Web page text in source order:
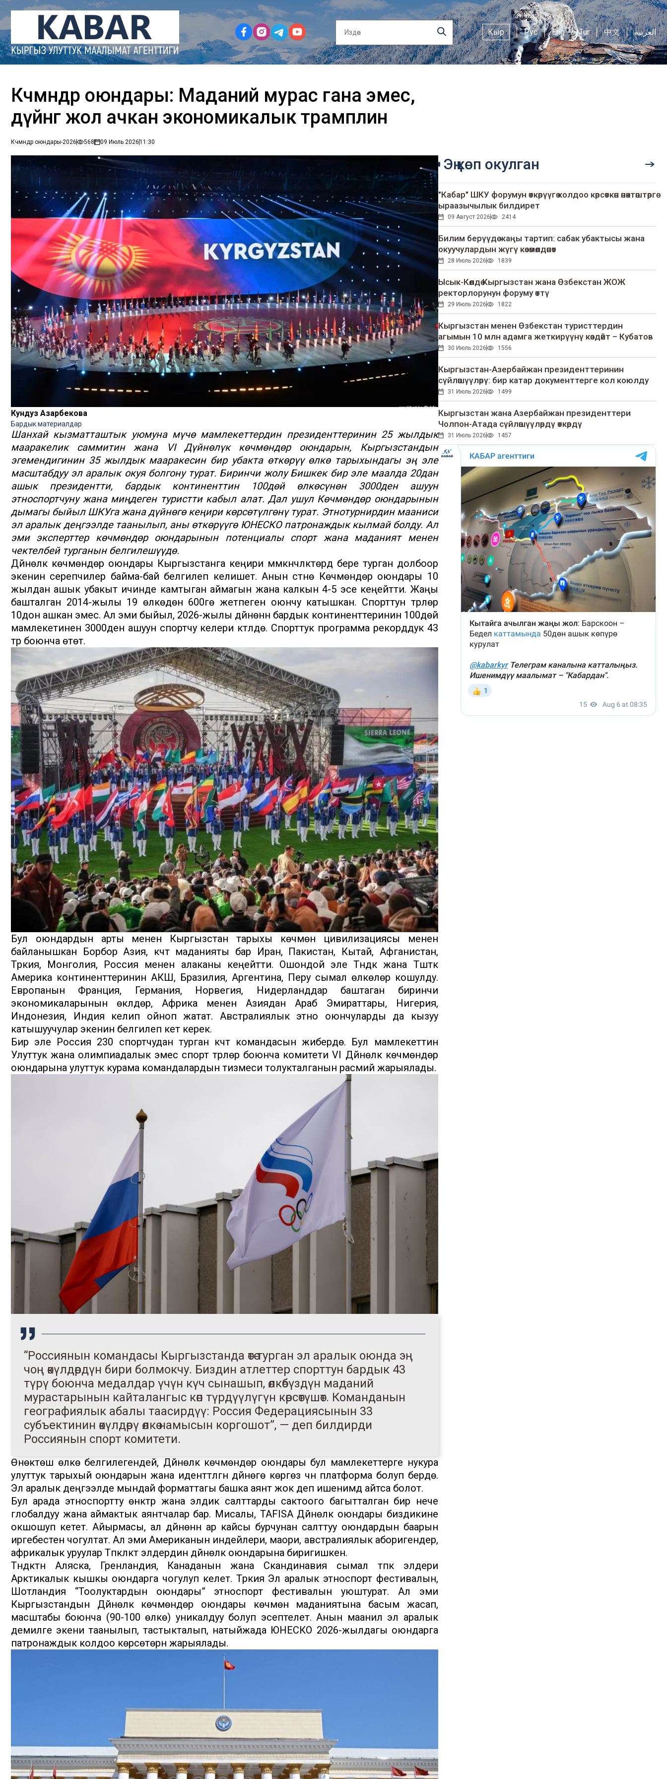
Кыр Рус Eng Tur 中文 العربية
Көчмөндөр оюндары: Маданий мурас гана эмес,
дүйнөгө жол ачкан экономикалык трамплин
Көчмөндөр оюндары-2026 568 09 Июль 202611:30
Кундуз Азарбекова
Бардык материалдар
Шанхай кызматташтык уюмуна мүчө мамлекеттердин президенттеринин 25 жылдык
мааракелик саммитин жана VI Дүйнөлүк көчмөндөр оюндарын, Кыргызстандын
эгемендигинин 35 жылдык мааракесин бир убакта өткөрүү өлкө тарыхындагы эң эле
масштабдуу эл аралык окуя болгону турат. Биринчи жолу Бишкек бир эле маалда 20дан
ашык президентти, бардык континенттин 100дөй өлкөсүнөн 3000ден ашуун
этноспортчуну жана миңдеген туристти кабыл алат. Дал ушул Көчмөндөр оюндарынын
дымагы быйыл ШКУга жана дүйнөгө кеңири көрсөтүлгөнү турат. Этнотурнирдин мааниси
эл аралык деңгээлде таанылып, аны өткөрүүгө ЮНЕСКО патронаждык кылмай болду. Ал
эми эксперттер көчмөндөр оюндарынын потенциалы спорт жана маданият менен
чектелбей турганын белгилешүүдө.
Дүйнөлүк көчмөндөр оюндары Кыргызстанга кеңири мүмкүнчүлүктөрдү бере турган долбоор
экенин серепчилер байма-бай белгилеп келишет. Анын үстүнө Көчмөндөр оюндары 10
жылдан ашык убакыт ичинде камтыган аймагын жана калкын 4-5 эсе кеңейтти. Жаңы
башталган 2014-жылы 19 өлкөдөн 600гө жетпеген оюнчу катышкан. Спорттун түрлөрү
10дон ашкан эмес. Ал эми быйыл, 2026-жылы дүйнөнүн бардык континенттеринин 100дөй
мамлекетинен 3000ден ашуун спортчу келери күтүлүүдө. Спорттук программа рекорддук 43
түр боюнча өтөт.
Бул оюндардын арты менен Кыргызстан тарыхы көчмөн цивилизациясы менен
байланышкан Борбор Азия, күчтүү маданияты бар Иран, Пакистан, Кытай, Афганистан,
Түркия, Монголия, Россия менен алаканы кеңейтти. Ошондой эле Түндүк жана Түштүк
Америка континенттеринин АКШ, Бразилия, Аргентина, Перу сымал өлкөлөрү кошулду.
Европанын Франция, Германия, Норвегия, Нидерланддар баштаган биринчи
экономикаларынын өкүлдөрү, Африка менен Азиядан Араб Эмираттары, Нигерия,
Индонезия, Индия келип ойноп жатат. Австралиялык этно оюнчуларды да кызуу
катышуучулар экенин белгилеп кетүү керек.
Бир эле Россия 230 спортчудан турган күчтүү командасын жиберүүдө. Бул мамлекеттин
Улуттук жана олимпиадалык эмес спорт түрлөрү боюнча комитети VI Дүйнөлүк көчмөндөр
оюндарына улуттук курама командалардын тизмеси толукталганын расмий жарыялады.
“Россиянын командасы Кыргызстанда өтө турган эл аралык оюнда эң
чоң өкүлдөрдүн бири болмокчу. Биздин атлеттер спорттун бардык 43
түрү боюнча медалдар үчүн күч сынашып, өлкөбүздүн маданий
мурастарынын кайталангыс көп түрдүүлүгүн көрсөтүшөт. Команданын
географиялык абалы таасирдүү: Россия Федерациясынын 33
субъектинин өкүлдөрү өлкө намысын коргошот”, — деп билдирди
Россиянын спорт комитети.
Өнөктөш өлкө белгилегендей, Дүйнөлүк көчмөндөр оюндары бул мамлекеттерге нукура
улуттук тарыхый оюндарын жана иденттүүлүгүн дүйнөгө көргөзүү үчүн платформа болуп берүүдө.
Эл аралык деңгээлде мындай форматтагы башка аянт жок деп ишенимдүү айтса болот.
Бул арада этноспортту өнүктүрүү жана элдик салттарды сактоого багытталган бир нече
глобалдуу жана аймактык аянтчалар бар. Мисалы, TAFISA Дүйнөлүк оюндары биздикине
окшошуп кетет. Айырмасы, ал дүйнөнүн ар кайсы бурчунан салттуу оюндардын баарын
иргебестен чогултат. Ал эми Американын индейлери, маори, австралиялык аборигендер,
африкалык уруулар Түпкүлүктүү элдердин дүйнөлүк оюндарына биригишкен.
Түндүктүн Аляска, Гренландия, Канаданын жана Скандинавия сымал түпкү элдери
Арктикалык кышкы оюндарга чогулуп келет. Түркия Эл аралык этноспорт фестивалын,
Шотландия “Тоолуктардын оюндары” этноспорт фестивалын уюштурат. Ал эми
Кыргызстандын Дүйнөлүк көчмөндөр оюндары көчмөн маданиятына басым жасап,
масштабы боюнча (90-100 өлкө) уникалдуу болуп эсептелет. Анын маанилүү эл аралык
демилге экени таанылып, тастыкталып, натыйжада ЮНЕСКО 2026-жылдагы оюндарга
патронаждык колдоо көрсөтөрүн жарыялады.
Эң көп окулган
"Кабар" ШКУ форумун өткөрүүгө колдоо көрсөткөн өнөктөштөргө
ыраазычылык билдирет
09 Август 2026 2414
Билим берүүдө жаңы тартип: сабак убактысы жана
окуучулардын жүгү көзөмөлдөнөт
28 Июль 2026 1839
Ысык-Көлдө Кыргызстан жана Өзбекстан ЖОЖ
ректорлорунун форуму өттү
29 Июль 2026 1822
Кыргызстан менен Өзбекстан туристтердин
агымын 10 млн адамга жеткирүүнү көздөйт – Кубатов
30 Июль 2026 1556
Кыргызстан-Азербайжан президенттеринин
сүйлөшүүлөрү: бир катар документтерге кол коюлду
31 Июль 2026 1499
Кыргызстан жана Азербайжан президенттери
Чолпон-Атада сүйлөшүүлөрдү өткөрдү
31 Июль 2026 1457